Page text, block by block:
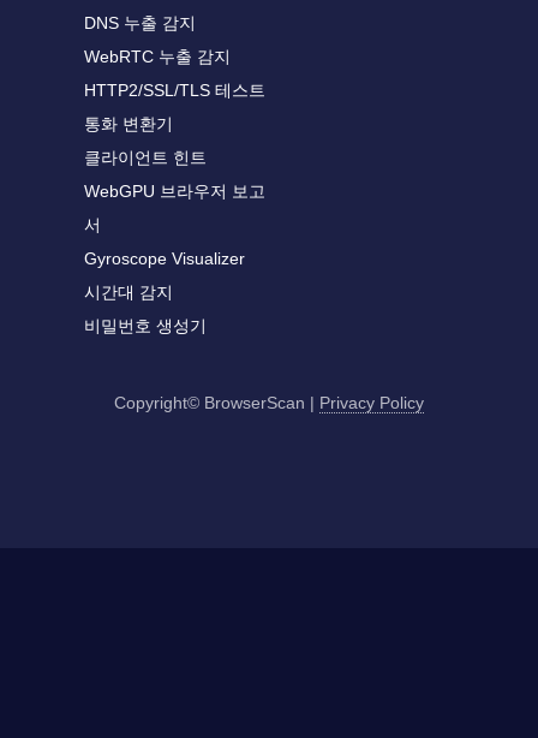
DNS 누출 감지
WebRTC 누출 감지
HTTP2/SSL/TLS 테스트
통화 변환기
클라이언트 힌트
WebGPU 브라우저 보고
서
Gyroscope Visualizer
시간대 감지
비밀번호 생성기
Copyright© BrowserScan | Privacy Policy